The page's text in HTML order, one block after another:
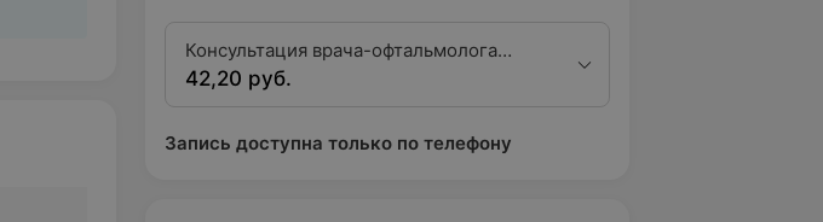
Консультация врача-офтальмолога
первой категории
42,20 руб.
Запись доступна только по телефону